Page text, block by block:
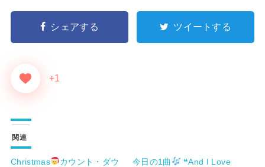
シェアする ツイートする
+1
関連
Christmas
カウント・ダウ
今日の1曲
❝And I Love